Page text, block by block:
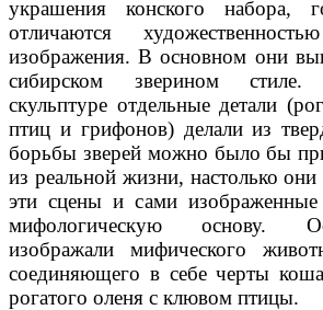
украшения конского набора,
отличаются
изображения. В основном они
сибирском зверином
скульптуре отдельные детали
птиц и грифонов) делали из
борьбы зверей можно было бы
из реальной жизни, настолько
эти сцены и сами
мифологическую основу.
изображали мифического
соединяющего в себе черты
рогатого оленя с клювом птицы.